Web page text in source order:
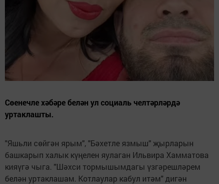
Сөенечле хәбәре белән ул социаль челтәрләрдә
уртаклашты.
"Яшьли сөйгән ярым", "Бәхетле язмыш" җырларын
башкарып халык күңелен яулаган Ильвира Хамматова
кияүгә чыга. "Шәхси тормышымдагы үзгәрешләрем
белән уртаклашам. Котлаулар кабул итәм" дигән